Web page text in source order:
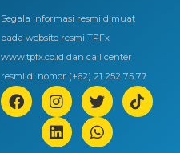
Segala informasi resmi dimuat
pada website resmi TPFx
www.tpfx.co.id dan call center
resmi di nomor (+62) 21 252 75 77